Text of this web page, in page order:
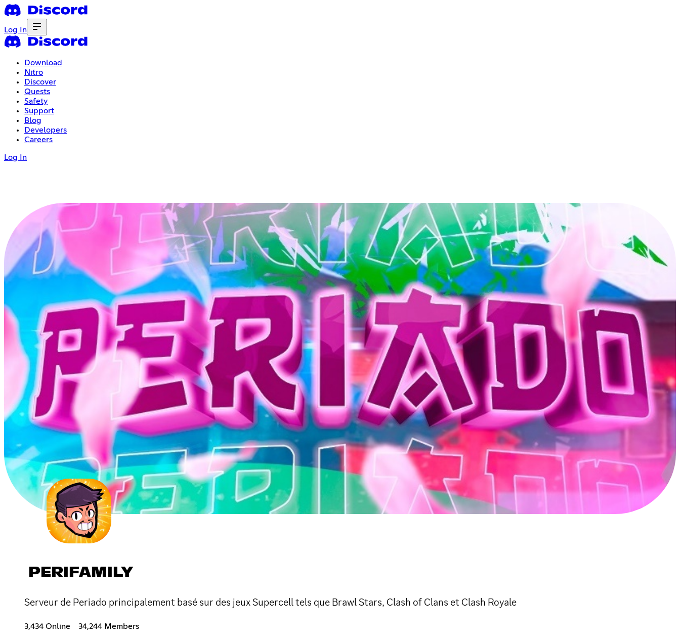
Log In
Download
Nitro
Discover
Quests
Safety
Support
Blog
Developers
Careers
Log In
PERIFAMILY
Serveur de Periado principalement basé sur des jeux Supercell tels que Brawl Stars, Clash of Clans et Clash Royale
3,434 Online 34,244 Members